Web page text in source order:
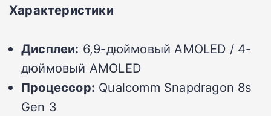
Характеристики
Дисплеи: 6,9-дюймовый AMOLED / 4-
дюймовый AMOLED
Процессор: Qualcomm Snapdragon 8s
Gen 3